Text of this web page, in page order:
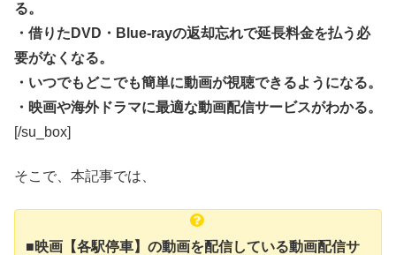
る。
・借りたDVD・Blue-rayの返却忘れで延長料金を払う必
要がなくなる。
・いつでもどこでも簡単に動画が視聴できるようになる。
・映画や海外ドラマに最適な動画配信サービスがわかる。
[/su_box]
そこで、本記事では、
■映画【各駅停車】の動画を配信している動画配信サ